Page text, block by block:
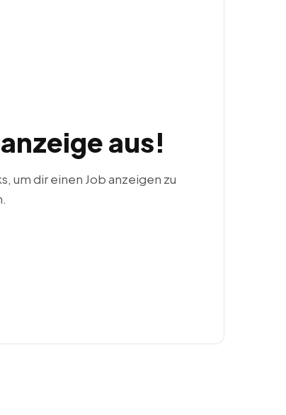
aus!
um dir einen Job anzeigen zu